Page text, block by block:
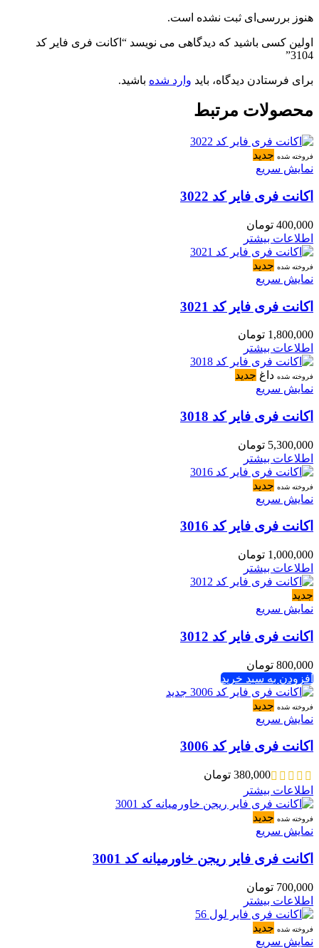
هنوز بررسی‌ای ثبت نشده است.
اولین کسی باشید که دیدگاهی می نویسد “اکانت فری فایر کد
3104”
برای فرستادن دیدگاه، باید وارد شده باشید.
محصولات مرتبط
فروخته شده جدید
نمایش سریع
اکانت فری فایر کد 3022
400,000 تومان
اطلاعات بیشتر
فروخته شده جدید
نمایش سریع
اکانت فری فایر کد 3021
1,800,000 تومان
اطلاعات بیشتر
فروخته شده داغ جدید
نمایش سریع
اکانت فری فایر کد 3018
5,300,000 تومان
اطلاعات بیشتر
فروخته شده جدید
نمایش سریع
اکانت فری فایر کد 3016
1,000,000 تومان
اطلاعات بیشتر
جدید
نمایش سریع
اکانت فری فایر کد 3012
800,000 تومان
افزودن به سبد خرید
فروخته شده جدید
نمایش سریع
اکانت فری فایر کد 3006
380,000 تومان
اطلاعات بیشتر
فروخته شده جدید
نمایش سریع
اکانت فری فایر ریجن خاورمیانه کد 3001
700,000 تومان
اطلاعات بیشتر
فروخته شده جدید
نمایش سریع